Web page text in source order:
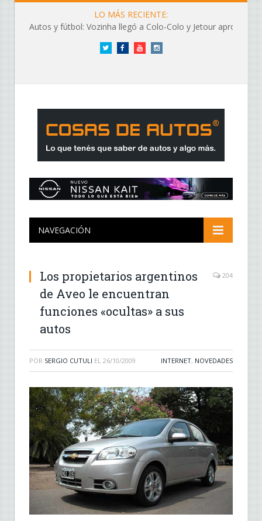
LO MÁS RECIENTE:
Autos y fútbol: Vozinha llegó a Colo-Colo y Jetour aprovechó los flashes
Twitter FacebookYouTubeInstagram
NAVEGACIÓN
Los propietarios argentinos
de Aveo le encuentran
funciones «ocultas» a sus
autos
204
POR SERGIO CUTULI EL 26/10/2009 INTERNET, NOVEDADES